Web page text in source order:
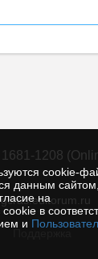
cookie-
данным
на
в
и
1681-1208